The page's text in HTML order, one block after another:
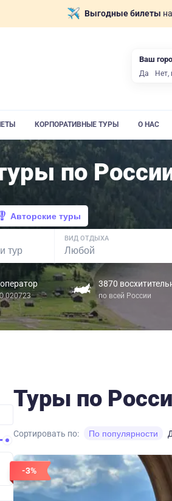
Выгодные билеты
КОРПОРАТИВНЫЕ ТУРЫ О НАС
по
Авторские туры
ВИД ОТДЫХА
020723
3870
по всей России
Туры по
Сортировать по: По популярности
-3%
Ваш
Да Нет,